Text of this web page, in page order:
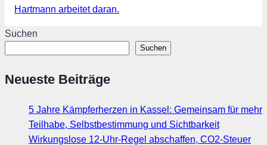
Hartmann arbeitet daran.
Suchen
Suchen
Neueste Beiträge
5 Jahre Kämpferherzen in Kassel: Gemeinsam für mehr
Teilhabe, Selbstbestimmung und Sichtbarkeit
Wirkungslose 12-Uhr-Regel abschaffen, CO2-Steuer